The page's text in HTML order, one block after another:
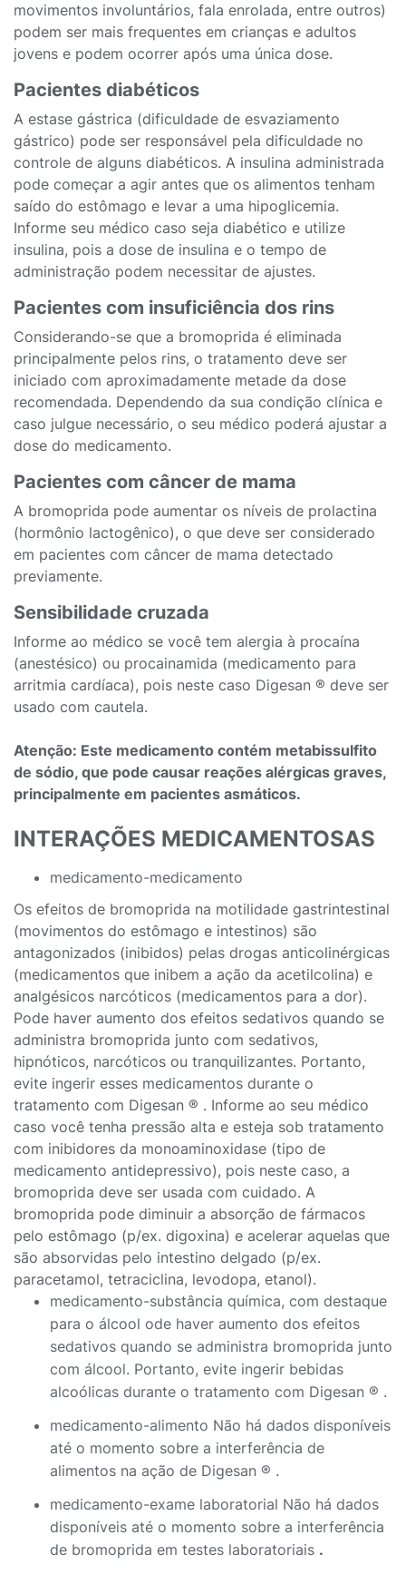
movimentos involuntários, fala enrolada, entre outros)
podem ser mais frequentes em crianças e adultos
jovens e podem ocorrer após uma única dose.
Pacientes diabéticos
A estase gástrica (dificuldade de esvaziamento
gástrico) pode ser responsável pela dificuldade no
controle de alguns diabéticos. A insulina administrada
pode começar a agir antes que os alimentos tenham
saído do estômago e levar a uma hipoglicemia.
Informe seu médico caso seja diabético e utilize
insulina, pois a dose de insulina e o tempo de
administração podem necessitar de ajustes.
Pacientes com insuficiência dos rins
Considerando-se que a bromoprida é eliminada
principalmente pelos rins, o tratamento deve ser
iniciado com aproximadamente metade da dose
recomendada. Dependendo da sua condição clínica e
caso julgue necessário, o seu médico poderá ajustar a
dose do medicamento.
Pacientes com câncer de mama
A bromoprida pode aumentar os níveis de prolactina
(hormônio lactogênico), o que deve ser considerado
em pacientes com câncer de mama detectado
previamente.
Sensibilidade cruzada
Informe ao médico se você tem alergia à procaína
(anestésico) ou procainamida (medicamento para
arritmia cardíaca), pois neste caso Digesan ® deve ser
usado com cautela.
Atenção: Este medicamento contém metabissulfito
de sódio, que pode causar reações alérgicas graves,
principalmente em pacientes asmáticos.
INTERAÇÕES MEDICAMENTOSAS
medicamento-medicamento
Os efeitos de bromoprida na motilidade gastrintestinal
(movimentos do estômago e intestinos) são
antagonizados (inibidos) pelas drogas anticolinérgicas
(medicamentos que inibem a ação da acetilcolina) e
analgésicos narcóticos (medicamentos para a dor).
Pode haver aumento dos efeitos sedativos quando se
administra bromoprida junto com sedativos,
hipnóticos, narcóticos ou tranquilizantes. Portanto,
evite ingerir esses medicamentos durante o
tratamento com Digesan ® . Informe ao seu médico
caso você tenha pressão alta e esteja sob tratamento
com inibidores da monoaminoxidase (tipo de
medicamento antidepressivo), pois neste caso, a
bromoprida deve ser usada com cuidado. A
bromoprida pode diminuir a absorção de fármacos
pelo estômago (p/ex. digoxina) e acelerar aquelas que
são absorvidas pelo intestino delgado (p/ex.
paracetamol, tetraciclina, levodopa, etanol).
medicamento-substância química, com destaque
para o álcool ode haver aumento dos efeitos
sedativos quando se administra bromoprida junto
com álcool. Portanto, evite ingerir bebidas
alcoólicas durante o tratamento com Digesan ® .
medicamento-alimento Não há dados disponíveis
até o momento sobre a interferência de
alimentos na ação de Digesan ® .
medicamento-exame laboratorial Não há dados
disponíveis até o momento sobre a interferência
de bromoprida em testes laboratoriais .